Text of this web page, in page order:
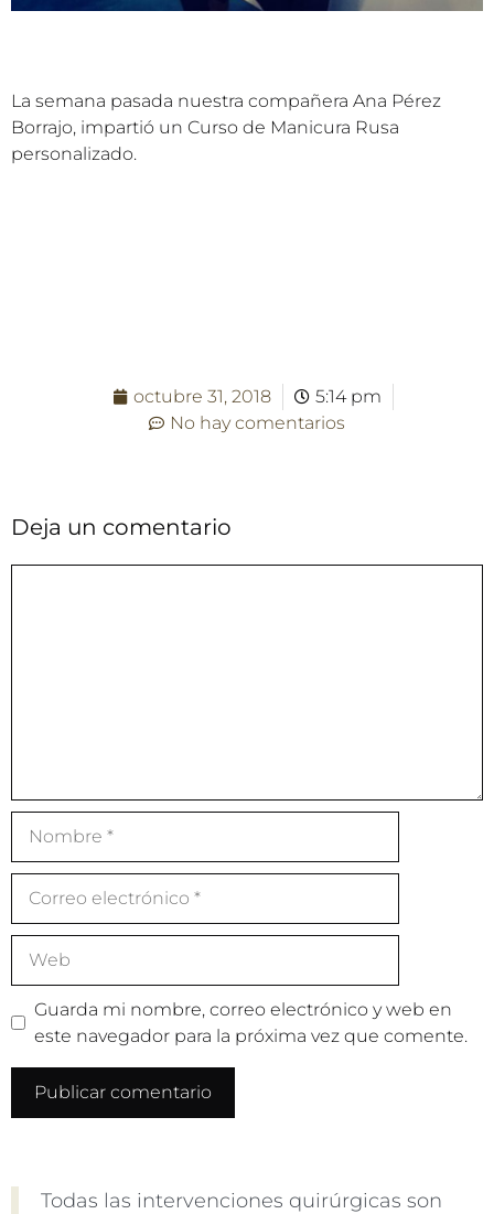
La semana pasada nuestra compañera Ana Pérez
Borrajo, impartió un Curso de Manicura Rusa
personalizado.
octubre 31, 2018
5:14 pm
No hay comentarios
Deja un comentario
Guarda mi nombre, correo electrónico y web en
este navegador para la próxima vez que comente.
Todas las intervenciones quirúrgicas son